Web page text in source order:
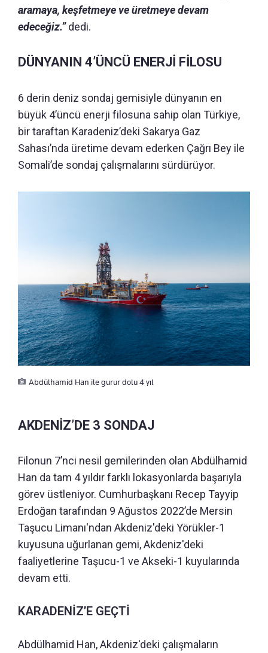
aramaya, keşfetmeye ve üretmeye devam
edeceğiz.”dedi.
DÜNYANIN 4’ÜNCÜ ENERJİ FİLOSU
6 derin deniz sondaj gemisiyle dünyanın en
büyük 4’üncü enerji filosuna sahip olan Türkiye,
bir taraftan Karadeniz’deki Sakarya Gaz
Sahası’nda üretime devam ederken Çağrı Bey ile
Somali’de sondaj çalışmalarını sürdürüyor.
Abdülhamid Han ile gurur dolu 4 yıl
AKDENİZ’DE 3 SONDAJ
Filonun 7’nci nesil gemilerinden olan Abdülhamid
Han da tam 4 yıldır farklı lokasyonlarda başarıyla
görev üstleniyor. Cumhurbaşkanı Recep Tayyip
Erdoğan tarafından 9 Ağustos 2022’de Mersin
Taşucu Limanı'ndan Akdeniz'deki Yörükler-1
kuyusuna uğurlanan gemi, Akdeniz'deki
faaliyetlerine Taşucu-1 ve Akseki-1 kuyularında
devam etti.
KARADENİZ’E GEÇTİ
Abdülhamid Han, Akdeniz'deki çalışmaların